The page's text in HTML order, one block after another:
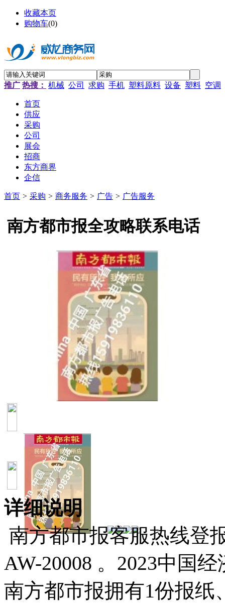
收藏本页
购物车(0)
推广 热搜： 机械 公司 求购 手机 塑料原料 设备 塑料 空调
首页
供应
采购
公司
展会
招商
东方商界
企信
首页 > 采购 > 商务服务 > 广告 > 广告服务
南方都市报全攻略联系电话
详细说明
南方都市报客服热线登
AW-20008 。2023中国
南方都市报拥有1份报纸